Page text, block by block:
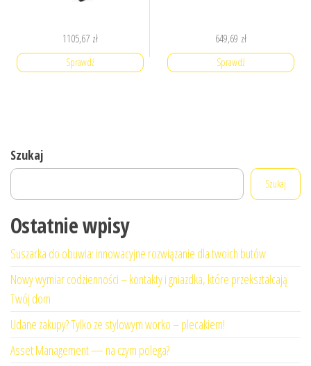
1105,67 zł
Sprawdź
649,69 zł
Sprawdź
Szukaj
Szukaj
Ostatnie wpisy
Suszarka do obuwia: innowacyjne rozwiązanie dla twoich butów
Nowy wymiar codzienności – kontakty i gniazdka, które przekształcają
Twój dom
Udane zakupy? Tylko ze stylowym worko – plecakiem!
Asset Management — na czym polega?